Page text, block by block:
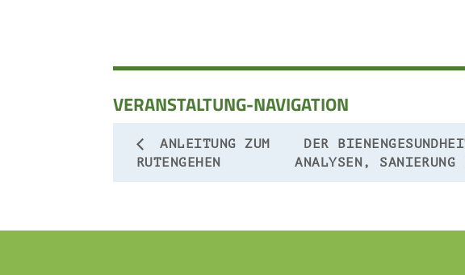
VERANSTALTUNG-NAVIGATION
ANLEITUNG ZUM
RUTENGEHEN
DER
ANALYSEN,